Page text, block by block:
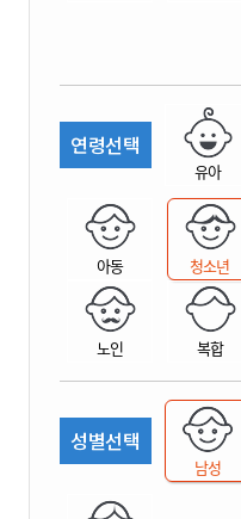
연령선택
유아
아동 청소년
노인 복합
성별선택
남성